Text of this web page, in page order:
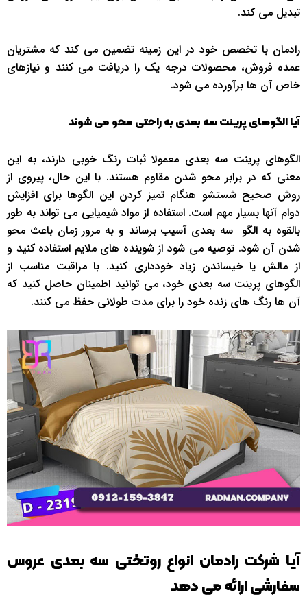
تبدیل می کند.
رادمان با تخصص خود در این زمینه تضمین می کند که مشتریان
عمده فروش، محصولات درجه یک را دریافت می کنند و نیازهای
خاص آن ها برآورده می شود.
آیا الگوهای پرینت سه بعدی به راحتی محو می شوند
الگوهای پرینت سه بعدی معمولا ثبات رنگ خوبی دارند، به این
معنی که در برابر محو شدن مقاوم هستند. با این حال، پیروی از
روش صحیح شستشو هنگام تمیز کردن این الگوها برای افزایش
دوام آنها بسیار مهم است. استفاده از مواد شیمیایی می تواند به طور
بالقوه به الگو سه بعدی آسیب برساند و به مرور زمان باعث محو
شدن آن شود. توصیه می شود از شوینده های ملایم استفاده کنید و
از مالش یا خیساندن زیاد خودداری کنید. با مراقبت مناسب از
الگوهای پرینت سه بعدی خود، می توانید اطمینان حاصل کنید که
آن ها رنگ های زنده خود را برای مدت طولانی حفظ می کنند.
آیا شرکت رادمان انواع روتختی سه بعدی عروس
سفارشی ارائه می دهد